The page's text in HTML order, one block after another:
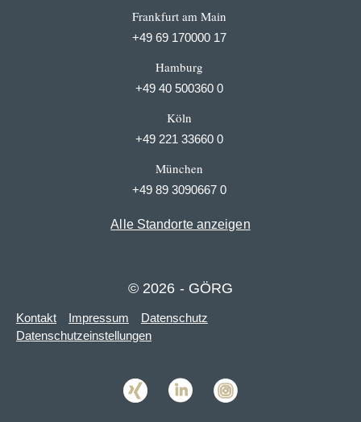
Frankfurt am Main
+49 69 170000 17
Hamburg
+49 40 500360 0
Köln
+49 221 33660 0
München
+49 89 3090667 0
Alle Standorte anzeigen
© 2026 - GÖRG
Kontakt Impressum
Datenschutz
Datenschutzeinstellungen